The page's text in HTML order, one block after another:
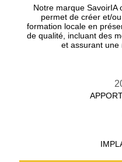
Notre marque SavoirIA
permet de créer et/
formation locale en
de qualité, incluant des
et assurant une